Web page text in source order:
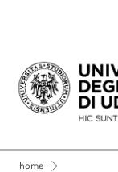
Passa al
home